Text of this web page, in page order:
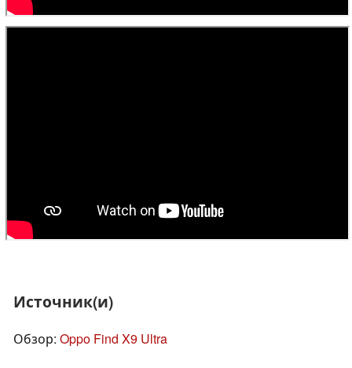
Источник(и)
Обзор: Oppo Find X9 Ultra